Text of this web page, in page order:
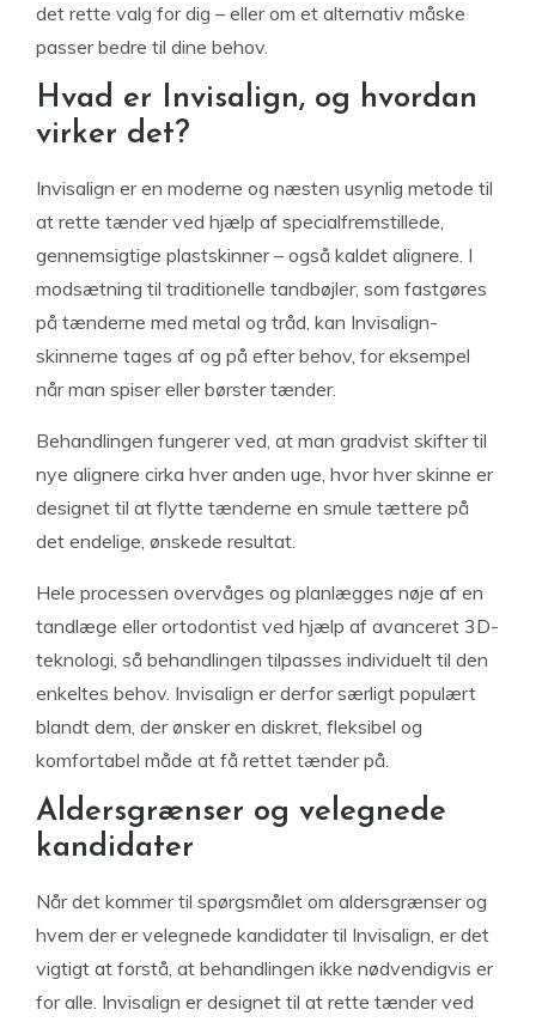
det rette valg for dig – eller om et alternativ måske
passer bedre til dine behov.
Hvad er Invisalign, og hvordan
virker det?
Invisalign er en moderne og næsten usynlig metode til
at rette tænder ved hjælp af specialfremstillede,
gennemsigtige plastskinner – også kaldet alignere. I
modsætning til traditionelle tandbøjler, som fastgøres
på tænderne med metal og tråd, kan Invisalign-
skinnerne tages af og på efter behov, for eksempel
når man spiser eller børster tænder.
Behandlingen fungerer ved, at man gradvist skifter til
nye alignere cirka hver anden uge, hvor hver skinne er
designet til at flytte tænderne en smule tættere på
det endelige, ønskede resultat.
Hele processen overvåges og planlægges nøje af en
tandlæge eller ortodontist ved hjælp af avanceret 3D-
teknologi, så behandlingen tilpasses individuelt til den
enkeltes behov. Invisalign er derfor særligt populært
blandt dem, der ønsker en diskret, fleksibel og
komfortabel måde at få rettet tænder på.
Aldersgrænser og velegnede
kandidater
Når det kommer til spørgsmålet om aldersgrænser og
hvem der er velegnede kandidater til Invisalign, er det
vigtigt at forstå, at behandlingen ikke nødvendigvis er
for alle. Invisalign er designet til at rette tænder ved